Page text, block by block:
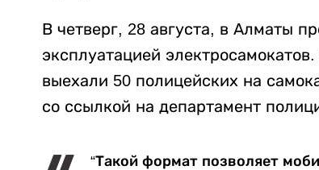
В четверг, 28 августа, в Алматы
эксплуатацией
выехали 50 полицейских на
со ссылкой на департамент
“Такой формат позволяет